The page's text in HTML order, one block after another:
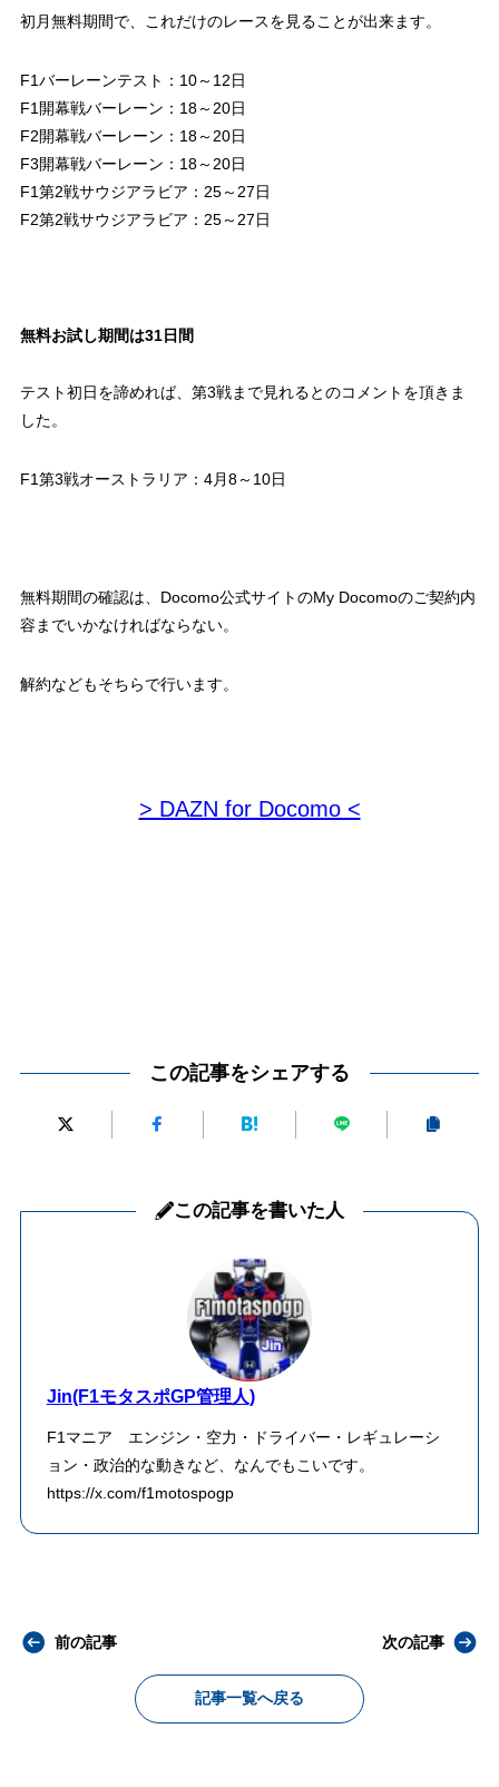
初月無料期間で、これだけのレースを見ることが出来ます。
F1バーレーンテスト：10～12日
F1開幕戦バーレーン：18～20日
F2開幕戦バーレーン：18～20日
F3開幕戦バーレーン：18～20日
F1第2戦サウジアラビア：25～27日
F2第2戦サウジアラビア：25～27日
無料お試し期間は31日間
テスト初日を諦めれば、第3戦まで見れるとのコメントを頂きま
した。
F1第3戦オーストラリア：4月8～10日
無料期間の確認は、Docomo公式サイトのMy Docomoのご契約内
容までいかなければならない。
解約などもそちらで行います。
> DAZN for Docomo <
この記事をシェアする
この記事を書いた人
Jin(F1モタスポGP管理人)
F1マニア エンジン・空力・ドライバー・レギュレーシ
ョン・政治的な動きなど、なんでもこいです。
https://x.com/f1motospogp
前の記事
記事一覧へ戻る
次の記事